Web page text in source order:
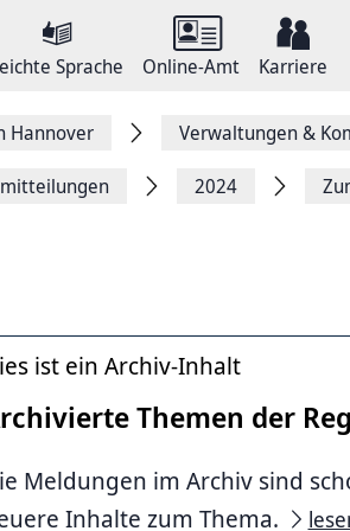
Sprache Online-Amt Karriere
Hannover Verwaltungen &
2024
ist ein Archiv-Inhalt
Themen der
Meldungen im Archiv sind
Inhalte zum Thema.